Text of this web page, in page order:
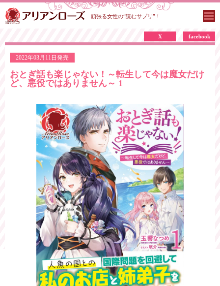
頑張る女性の“読むサプリ”！
2022年03月11日発売
X facebook
おとぎ話も楽じゃない！～転生して今は魔女だけ
ど、悪役ではありません～ 1